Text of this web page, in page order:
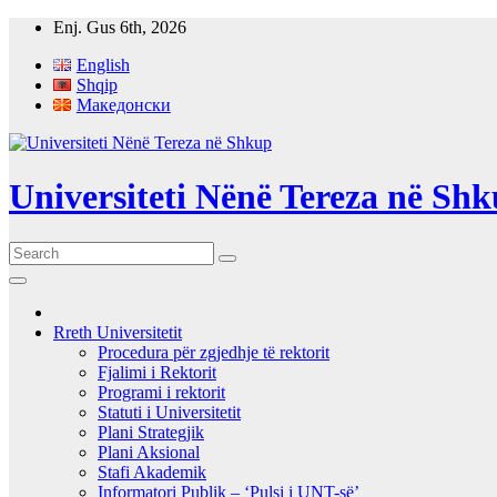
Skip
content
Enj. Gus 6th, 2026
English
Shqip
Македонски
Universiteti Nënë Tereza në
Rreth Universitetit
Procedura për zgjedhje të rektorit
Fjalimi i Rektorit
Programi i rektorit
Statuti i Universitetit
Plani Strategjik
Plani Aksional
Stafi Akademik
Informatori Publik – ‘Pulsi i UNT-së’